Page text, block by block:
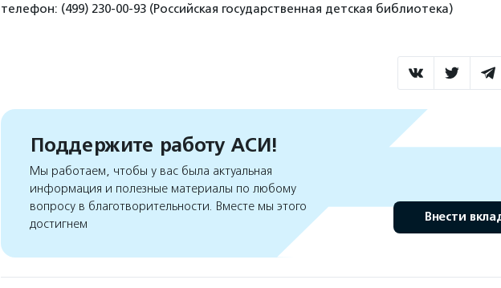
телефон: (499) 230-00-93 (Российская государственная детская библиотека)
Поддержите работу АСИ!
Мы работаем, чтобы у вас была актуальная
информация и полезные материалы по любому
вопросу в благотворительности. Вместе мы этого
достигнем
Внести